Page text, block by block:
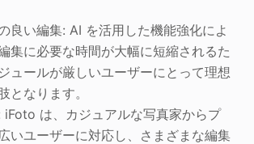
良い編集: AI を活用した機能強化によ
集に必要な時間が大幅に短縮されるた
ュールが厳しいユーザーにとって理想
となります。
iFoto は、カジュアルな写真家からプ
いユーザーに対応し、さまざまな編集